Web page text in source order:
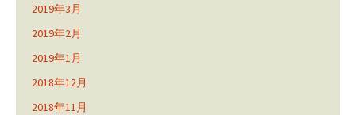
2019年3月
2019年2月
2019年1月
2018年12月
2018年11月